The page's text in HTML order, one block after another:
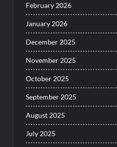
February 2026
January 2026
December 2025
November 2025
October 2025
September 2025
August 2025
July 2025